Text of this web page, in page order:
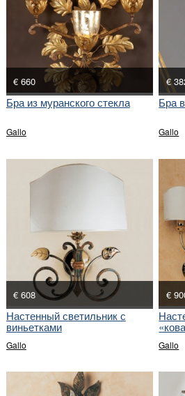
€ 660
Бра из муранского стекла
Gallo
€
Бра
Gallo
€ 608
Настенный светильник с
виньетками
Gallo
€
Gallo